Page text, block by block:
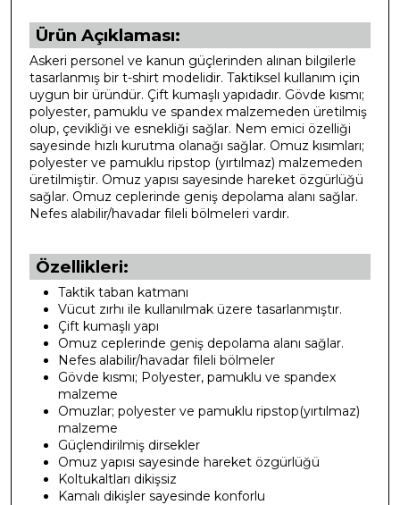
Ürün Açıklaması:
Askeri personel ve kanun güçlerinden alınan bilgilerle
tasarlanmış bir t-shirt modelidir. Taktiksel kullanım için
uygun bir üründür. Çift kumaşlı yapıdadır. Gövde kısmı;
polyester, pamuklu ve spandex malzemeden üretilmiş
olup, çevikliği ve esnekliği sağlar. Nem emici özelliği
sayesinde hızlı kurutma olanağı sağlar. Omuz kısımları;
polyester ve pamuklu ripstop (yırtılmaz) malzemeden
üretilmiştir. Omuz yapısı sayesinde hareket özgürlüğü
sağlar. Omuz ceplerinde geniş depolama alanı sağlar.
Nefes alabilir/havadar fileli bölmeleri vardır.
Özellikleri:
Taktik taban katmanı
Vücut zırhı ile kullanılmak üzere tasarlanmıştır.
Çift kumaşlı yapı
Omuz ceplerinde geniş depolama alanı sağlar.
Nefes alabilir/havadar fileli bölmeler
Gövde kısmı; Polyester, pamuklu ve spandex
malzeme
Omuzlar; polyester ve pamuklu ripstop(yırtılmaz)
malzeme
Güçlendirilmiş dirsekler
Omuz yapısı sayesinde hareket özgürlüğü
Koltukaltları dikişsiz
Kamalı dikişler sayesinde konforlu